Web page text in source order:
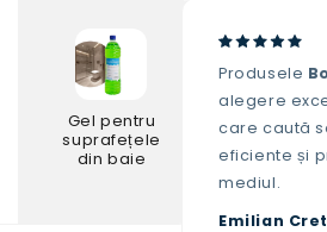
Gel pentru
suprafețele
din baie
Produsele
alegere
care caută
eficiente și
mediul.
Emilian